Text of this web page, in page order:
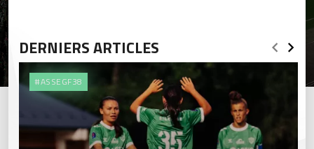
DERNIERS ARTICLES
#ASSEGF38